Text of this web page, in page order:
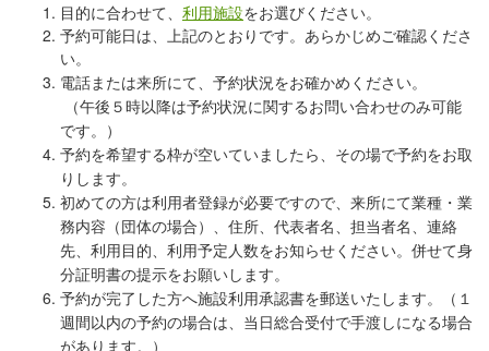
目的に合わせて、 利用施設をお選びください。
予約可能日は、上記のとおりです。あらかじめご確認くださ
い。
電話または来所にて、予約状況をお確かめください。
（午後５時以降は予約状況に関するお問い合わせのみ可能
です。）
予約を希望する枠が空いていましたら、その場で予約をお取
りします。
初めての方は利用者登録が必要ですので、来所にて業種・業
務内容（団体の場合）、 住所、代表者名、担当者名、連絡
先、利用目的、利用予定人数をお知らせください。併せて身
分証明書の提示をお願いします。
予約が完了した方へ施設利用承認書を郵送いたします。（１
週間以内の予約の場合は、当日総合受付で手渡しになる場合
があります。）